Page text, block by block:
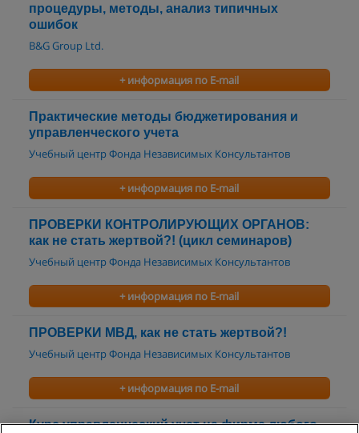
процедуры, методы, анализ типичных
ошибок
B&G Group Ltd.
+ информация по E-mail
Практические методы бюджетирования и
управленческого учета
Учебный центр Фонда Независимых Консультантов
+ информация по E-mail
ПРОВЕРКИ КОНТРОЛИРУЮЩИХ ОРГАНОВ:
как не стать жертвой?! (цикл семинаров)
Учебный центр Фонда Независимых Консультантов
+ информация по E-mail
ПРОВЕРКИ МВД, как не стать жертвой?!
Учебный центр Фонда Независимых Консультантов
+ информация по E-mail
Курс управленческий учет на фирме любого